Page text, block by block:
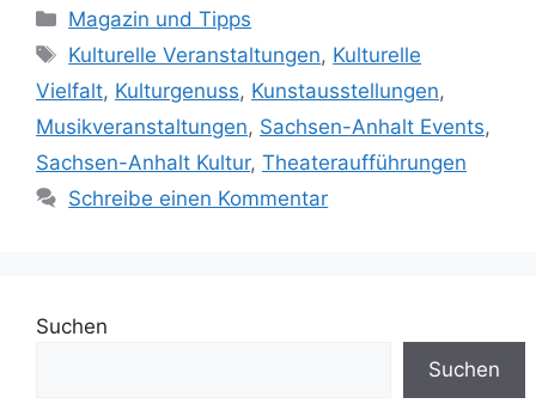
Kategorien
Magazin und Tipps
Schlagwörter
Kulturelle Veranstaltungen, Kulturelle
Vielfalt, Kulturgenuss, Kunstausstellungen,
Musikveranstaltungen, Sachsen-Anhalt Events,
Sachsen-Anhalt Kultur, Theateraufführungen
Schreibe einen Kommentar
Suchen
Suchen